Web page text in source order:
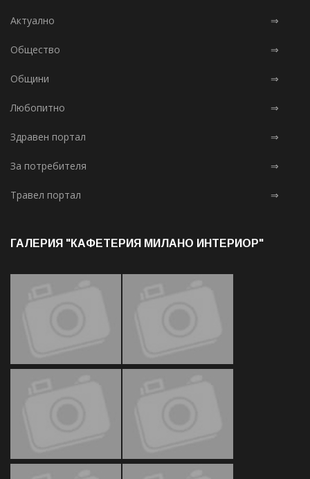
Актуално ⇒
Общество ⇒
Общини ⇒
Любопитно ⇒
Здравен портал ⇒
За потребителя ⇒
Травел портал ⇒
ГАЛЕРИЯ "КАФЕТЕРИЯ МИЛАНО ИНТЕРИОР"